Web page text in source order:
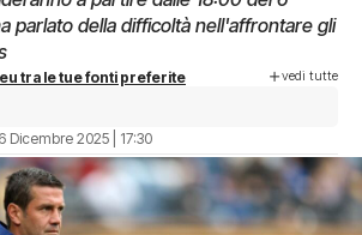
parlato della difficoltà nell'affrontare gli
tra le tue fonti preferite vedi tutte
6 Dicembre 2025 | 17:30